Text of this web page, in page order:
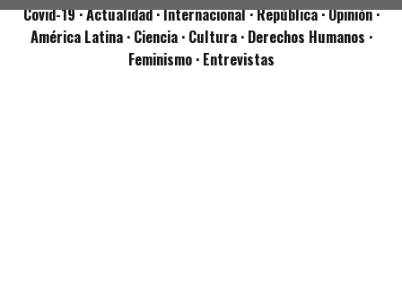
Covid-19· Actualidad· Internacional· República· Opinión·
América Latina · Ciencia · Cultura · Derechos Humanos ·
Feminismo · Entrevistas